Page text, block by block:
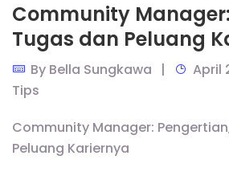
Community
Tugas dan Peluang
By Bella Sungkawa April
Tips
Community Manager:
Peluang Kariernya